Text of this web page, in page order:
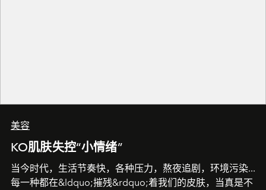
美容
KO肌肤失控“小情绪”
当今时代，生活节奏快，各种压力，熬夜追剧，环境污染...
每一种都在&ldquo;摧残&rdquo;着我们的皮肤，当真是不